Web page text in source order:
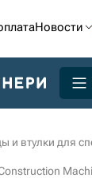
Новости
и втулки для